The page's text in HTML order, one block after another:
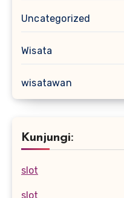
Uncategorized
Wisata
wisatawan
Kunjungi:
slot
slot